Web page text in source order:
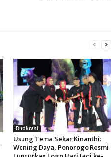
Birokrasi
Usung Tema Sekar Kinanthi:
Wening Daya, Ponorogo Resmi